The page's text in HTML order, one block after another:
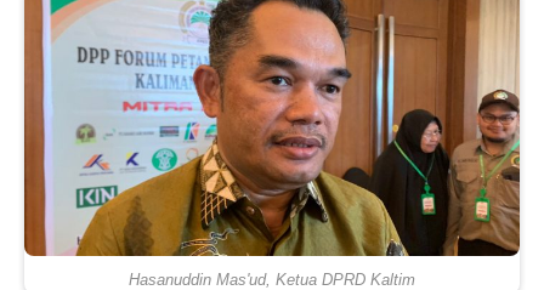
Hasanuddin Mas'ud, Ketua DPRD Kaltim